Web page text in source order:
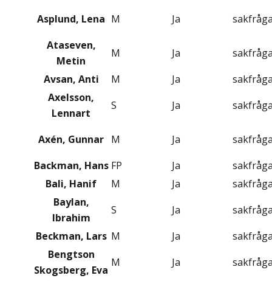
Asplund, Lena M Ja
Ataseven,
Metin
M Ja
Avsan, Anti
M Ja
Axelsson,
Lennart
S Ja
Axén, Gunnar M Ja
Backman, Hans FP Ja
Bali, Hanif
M Ja
Baylan,
Ibrahim
S Ja
Beckman, Lars M Ja
Bengtson
Skogsberg, Eva
M Ja